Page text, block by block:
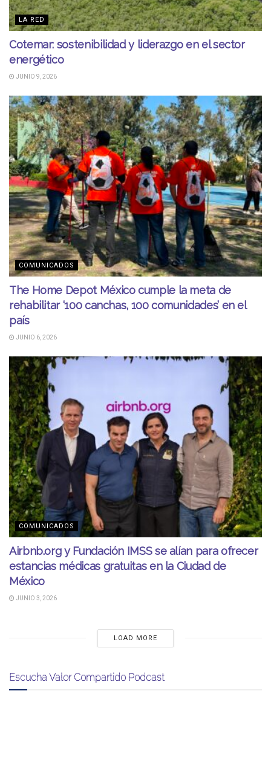
LA RED
Cotemar: sostenibilidad y liderazgo en el sector
energético
JUNIO 9, 2026
COMUNICADOS
The Home Depot México cumple la meta de
rehabilitar ‘100 canchas, 100 comunidades’ en el
país
JUNIO 6, 2026
COMUNICADOS
Airbnb.org y Fundación IMSS se alían para ofrecer
estancias médicas gratuitas en la Ciudad de
México
JUNIO 3, 2026
LOAD MORE
Escucha Valor Compartido Podcast